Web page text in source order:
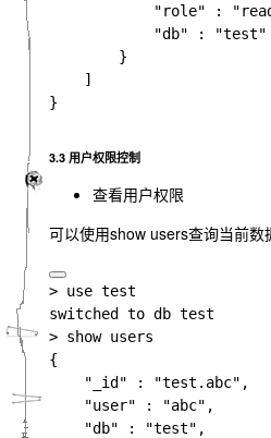
"role" :
            "db" : "test"
        }
    ]
}
3.3 用户权限控制
查看用户权限
可以使用show users查询当前数
> use test
switched to db test
> show users
{
    "_id" : "test.abc",
    "user" : "abc",
    "db" : "test",